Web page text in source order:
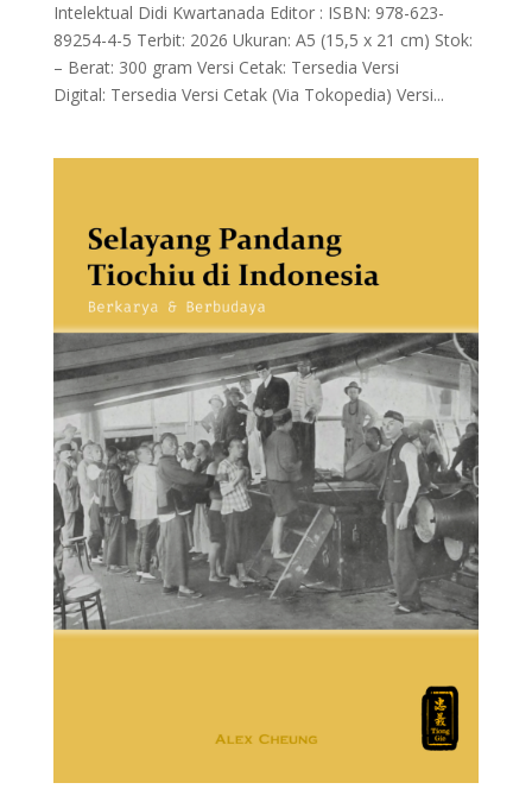
Intelektual Didi Kwartanada Editor : ISBN: 978-623-
89254-4-5 Terbit: 2026 Ukuran: A5 (15,5 x 21 cm) Stok:
– Berat: 300 gram Versi Cetak: Tersedia Versi
Digital: Tersedia Versi Cetak (Via Tokopedia) Versi...